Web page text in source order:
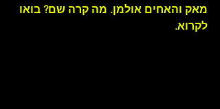
מאק והאחים אולמן. מה קרה שם? בואו
לקרוא.